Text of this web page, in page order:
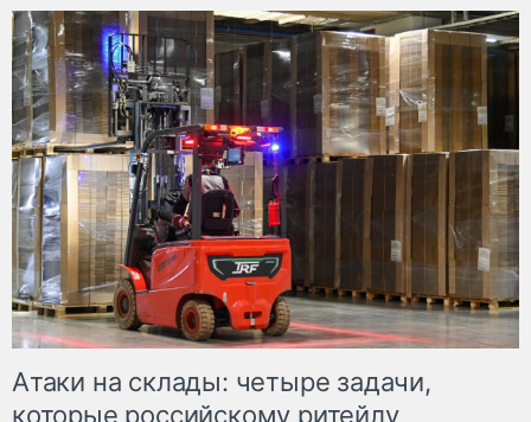
Атаки на склады: четыре задачи,
которые российскому ритейлу